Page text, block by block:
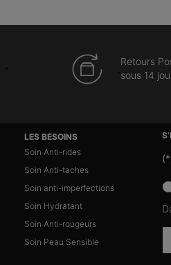
Retours
sous 14
LES BESOINS
Soin Anti-rides
Soin Anti-taches
Soin anti-imperfections
Soin Hydratant
Soin Anti-rougeurs
Soin Peau Sensible